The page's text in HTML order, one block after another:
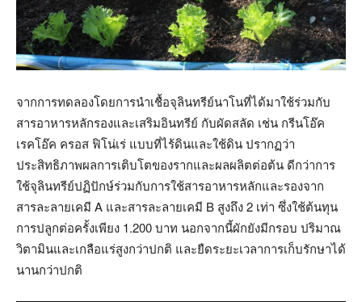
จากการทดลองโดยการนำเชื้อจุลินทรีย์นาโนที่ได้มาใช้ร่วมกับ
สารอาหารหลักรองและเสริมอินทรีย์ กับผัดสลัด เช่น กรีนโอ๊ค
เรคโอ๊ค ครอส ฟิโน่เร่ แบบที่ไร้ดินและใช้ดิน ปรากฏว่า
ประสิทธิภาพผลการเติบโตของรากและผลผลิตต่อต้น ดีกว่าการ
ใช้จุลินทรีย์ปฏิปักษ์ร่วมกับการใช้สารอาหารหลักและรองจาก
สารละลายเคมี A และสารละลายเคมี B สูงถึง 2 เท่า ซึ่งใช้ต้นทุน
การปลูกต่อครั้งเพียง 1.200 บาท นอกจากนี้ผักยังมีกรอบ ปริมาณ
วิตามินและเกลือแร่สูงกว่าปกติ และยืดระยะเวลาการเก็บรักษาได้
นานกว่าปกติ